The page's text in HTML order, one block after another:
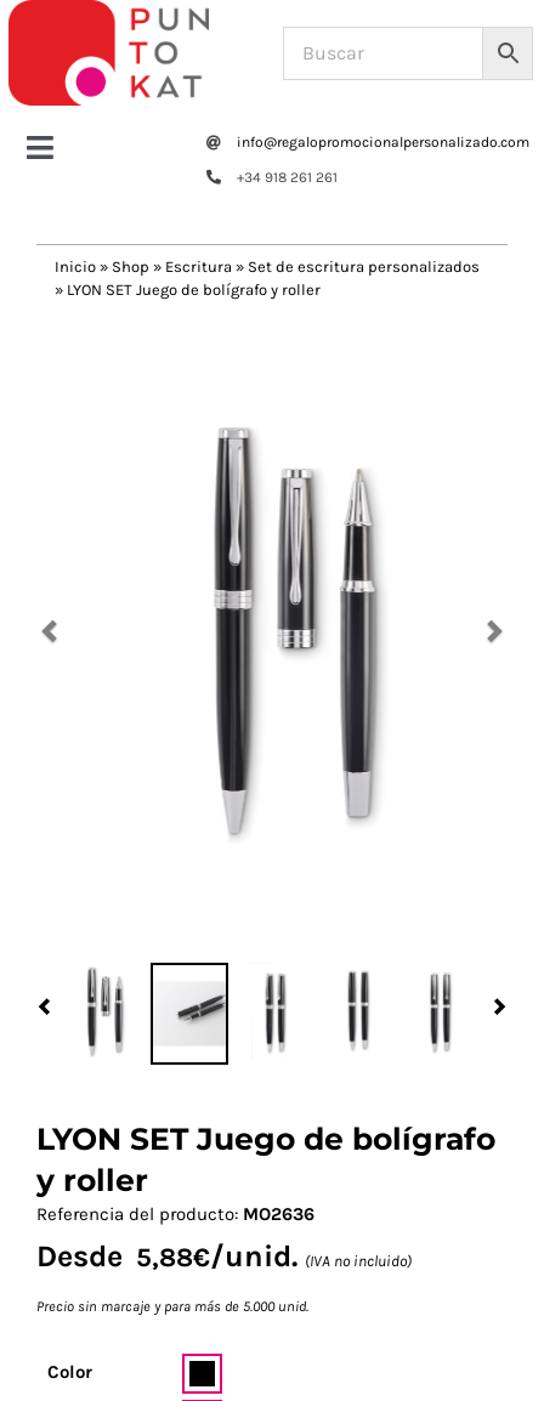
Saltar
contenido
Toggle
Tazas y botellas
Navidad 🎄 Invierno
info@regalopromocionalpersonalizado.com
+34 918 261 261
Inicio » Shop » Escritura » Set de escritura personalizados
» LYON SET Juego de bolígrafo y roller
Previous
LYON SET Juego de bolígrafo
y roller
Referencia del producto: MO2636
Desde 5,88€/unid. (IVA no incluido)
Precio sin marcaje y para más de 5.000 unid.
Color